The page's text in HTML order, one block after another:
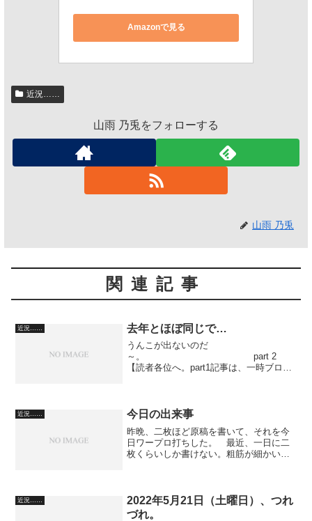
Amazonで見る
近況……
山雨 乃兎をフォローする
山雨 乃兎
関連記事
近況…… 去年とほぼ同じで…
うんこが出ないのだ
～。 part 2
【読者各位へ。part1記事は、一時ブログ
う。と、自戒する。 酒の充てに、ス
近況…… 今日の出来事
昨晩、二枚ほど原稿を書いて、それを今
日ワープロ打ちした。 最近、一日に二
枚くらいしか書けない。粗筋が細かい部
草を買いに、原付で出たら...
近況……
2022年5月21日（土曜日）、つれ
づれ。